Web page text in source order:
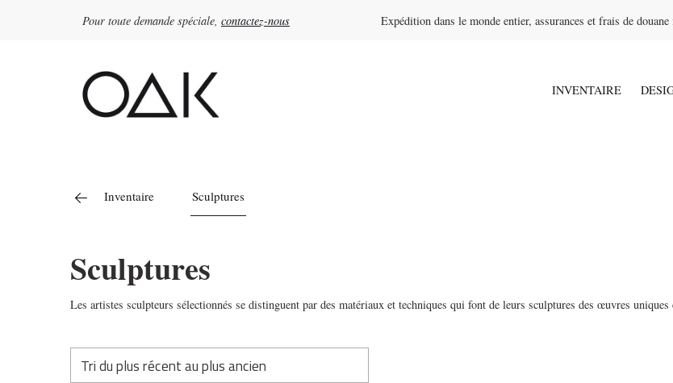
Pour toute demande spéciale, contactez-nous Expédition dans le monde entier, assurances et frais de douane
Rechercher :
INVENTAIRE
Inventaire Sculptures
Sculptures
Les artistes sculpteurs sélectionnés se distinguent par des matériaux et techniques qui font de leurs sculptures des œuvres